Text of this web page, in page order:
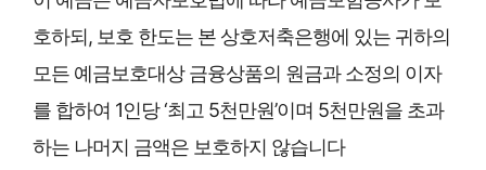
호하되, 보호 한도는 본 상호저축은행에 있는 귀하의
모든 예금보호대상 금융상품의 원금과 소정의 이자
를 합하여 1인당 ‘최고 5천만원’이며 5천만원을 초과
하는 나머지 금액은 보호하지 않습니다